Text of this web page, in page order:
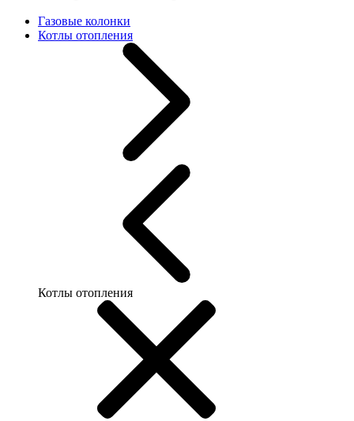
Газовые колонки
Котлы отопления
Котлы отопления